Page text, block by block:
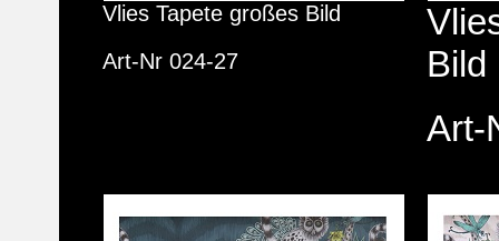
Vlies Tapete großes Bild
Art-Nr 024-27
Bild
Art-